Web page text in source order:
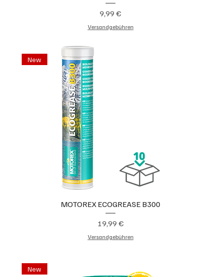
Preis
9,99 €
Versandgebühren
New
MOTOREX ECOGREASE B300
Preis
19,99 €
Versandgebühren
New